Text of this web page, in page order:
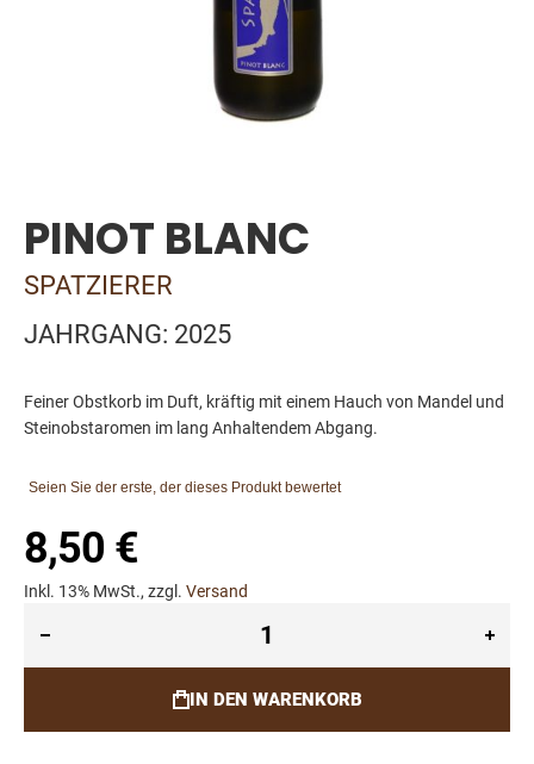
beginning
of
the
images
gallery
PINOT BLANC
SPATZIERER
JAHRGANG: 2025
Feiner Obstkorb im Duft, kräftig mit einem Hauch von Mandel und
Steinobstaromen im lang Anhaltendem Abgang.
Seien Sie der erste, der dieses Produkt bewertet
8,50 €
Inkl. 13% MwSt., zzgl. Versand
IN DEN WARENKORB